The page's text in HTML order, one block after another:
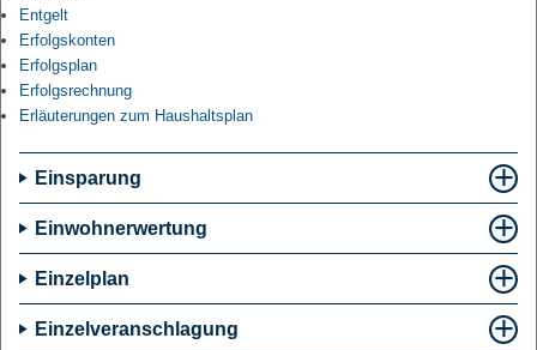
Entgelt
Erfolgskonten
Erfolgsplan
Erfolgsrechnung
Erläuterungen zum Haushaltsplan
Einsparung
Einwohnerwertung
Einzelplan
Einzelveranschlagung